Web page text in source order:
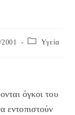
Post Yγεία
όγκοι του
εντοπιστούν